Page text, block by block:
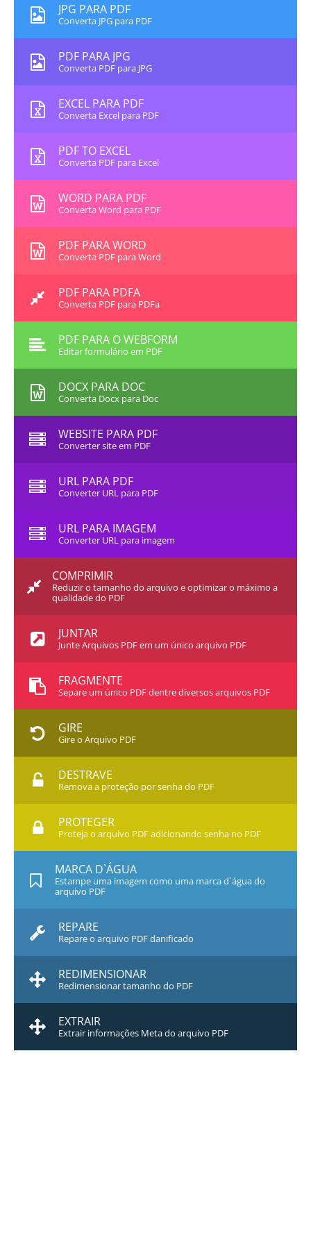
JPG PARA PDF
Converta JPG para PDF
PDF PARA JPG
Converta PDF para JPG
EXCEL PARA PDF
Converta Excel para PDF
PDF TO EXCEL
Converta PDF para Excel
WORD PARA PDF
Converta Word para PDF
PDF PARA WORD
Converta PDF para Word
PDF PARA PDFA
Converta PDF para PDFa
PDF PARA O WEBFORM
Editar formulário em PDF
DOCX PARA DOC
Converta Docx para Doc
WEBSITE PARA PDF
Converter site em PDF
URL PARA PDF
Converter URL para PDF
URL PARA IMAGEM
Converter URL para imagem
COMPRIMIR
Reduzir o tamanho do arquivo e optimizar o máximo a
qualidade do PDF
JUNTAR
Junte Arquivos PDF em um único arquivo PDF
FRAGMENTE
Separe um único PDF dentre diversos arquivos PDF
GIRE
Gire o Arquivo PDF
DESTRAVE
Remova a proteção por senha do PDF
PROTEGER
Proteja o arquivo PDF adicionando senha no PDF
MARCA D`ÁGUA
Estampe uma imagem como uma marca d`água do
arquivo PDF
REPARE
Repare o arquivo PDF danificado
REDIMENSIONAR
Redimensionar tamanho do PDF
EXTRAIR
Extrair informações Meta do arquivo PDF